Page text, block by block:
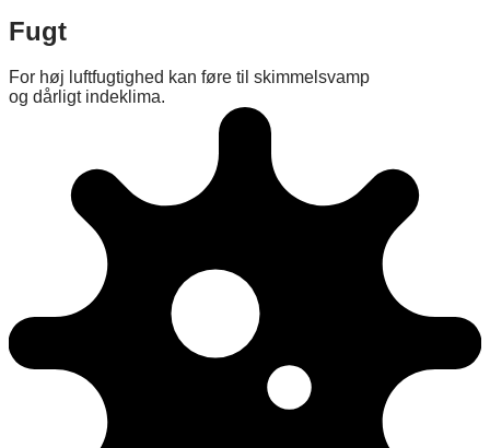
Fugt
For høj luftfugtighed kan føre til skimmelsvamp
og dårligt indeklima.